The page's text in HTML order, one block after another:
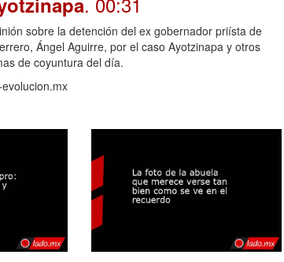
sobre la detención del ex gobernador priísta de
Ángel Aguirre, por el caso Ayotzinapa y otros
de coyuntura del día.
evolucion.mx